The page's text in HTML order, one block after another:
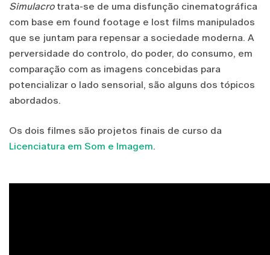
Simulacrotrata-se de uma disfunção cinematográfica
com base em found footage e lost films manipulados
que se juntam para repensar a sociedade moderna. A
perversidade do controlo, do poder, do consumo, em
comparação com as imagens concebidas para
potencializar o lado sensorial, são alguns dos tópicos
abordados.
Os dois filmes são projetos finais de curso da
Licenciatura em Som e Imagem.